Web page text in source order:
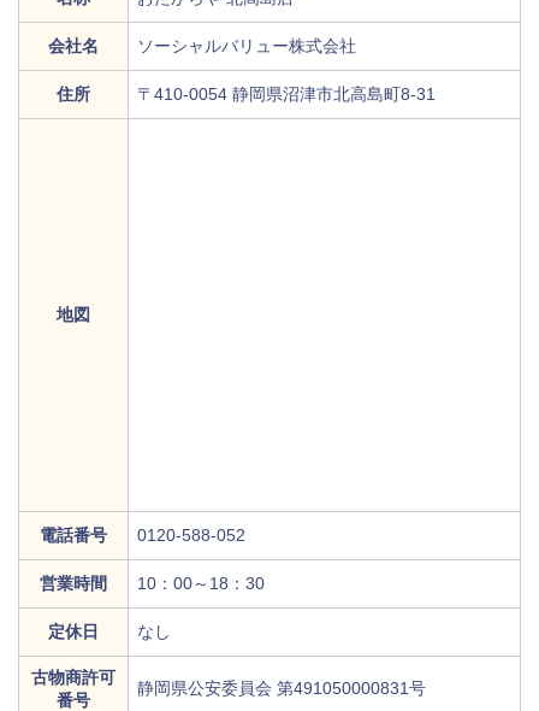
会社名 ソーシャルバリュー株式会社
住所 〒410-0054 静岡県沼津市北高島町8-31
地図
電話番号 0120-588-052
営業時間 10：00～18：30
定休日 なし
古物商許可
番号
静岡県公安委員会 第491050000831号